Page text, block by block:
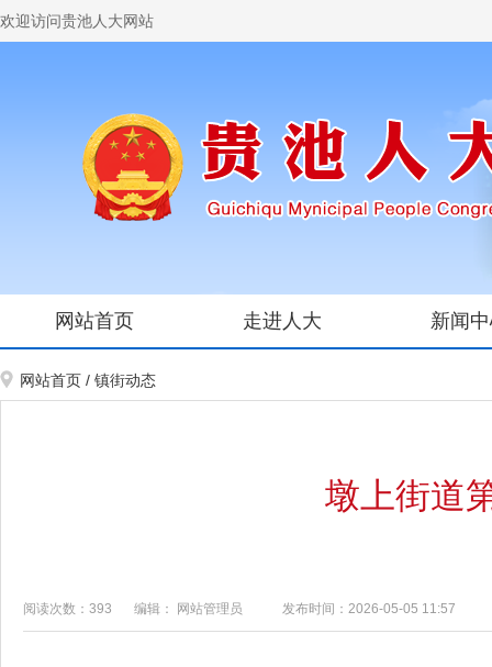
欢迎访问贵池人大网站
网站首页 走进人大 新闻
网站首页 / 镇街动态
墩上街道
阅读次数：393 编辑： 网站管理员 发布时间：2026-05-05 11:57